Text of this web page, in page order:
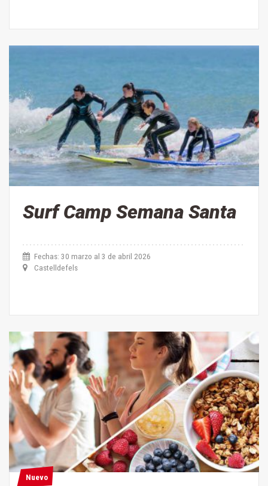
Surf Camp Semana Santa
Fechas: 30 marzo al 3 de abril 2026
Castelldefels
Nuevo
Nuevo